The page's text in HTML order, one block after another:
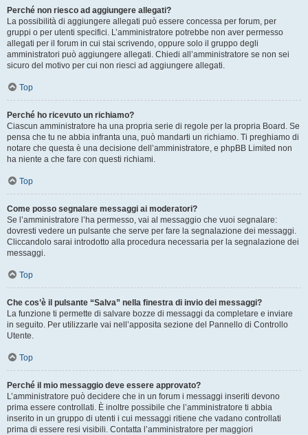
Perché non riesco ad aggiungere allegati?
La possibilità di aggiungere allegati può essere concessa per forum, per
gruppi o per utenti specifici. L’amministratore potrebbe non aver permesso
allegati per il forum in cui stai scrivendo, oppure solo il gruppo degli
amministratori può aggiungere allegati. Chiedi all’amministratore se non sei
sicuro del motivo per cui non riesci ad aggiungere allegati.
Top
Perché ho ricevuto un richiamo?
Ciascun amministratore ha una propria serie di regole per la propria Board. Se
pensa che tu ne abbia infranta una, può mandarti un richiamo. Ti preghiamo di
notare che questa è una decisione dell’amministratore, e phpBB Limited non
ha niente a che fare con questi richiami.
Top
Come posso segnalare messaggi ai moderatori?
Se l’amministratore l’ha permesso, vai al messaggio che vuoi segnalare:
dovresti vedere un pulsante che serve per fare la segnalazione dei messaggi.
Cliccandolo sarai introdotto alla procedura necessaria per la segnalazione dei
messaggi.
Top
Che cos’è il pulsante “Salva” nella finestra di invio dei messaggi?
La funzione ti permette di salvare bozze di messaggi da completare e inviare
in seguito. Per utilizzarle vai nell’apposita sezione del Pannello di Controllo
Utente.
Top
Perché il mio messaggio deve essere approvato?
L’amministratore può decidere che in un forum i messaggi inseriti devono
prima essere controllati. È inoltre possibile che l’amministratore ti abbia
inserito in un gruppo di utenti i cui messaggi ritiene che vadano controllati
prima di essere resi visibili. Contatta l’amministratore per maggiori